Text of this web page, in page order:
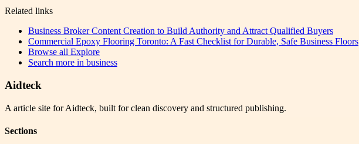
Related links
Business Broker Content Creation to Build Authority and Attract Qualified Buyers
Commercial Epoxy Flooring Toronto: A Fast Checklist for Durable, Safe Business Floors
Browse all Explore
Search more in business
Aidteck
A article site for Aidteck, built for clean discovery and structured publishing.
Sections